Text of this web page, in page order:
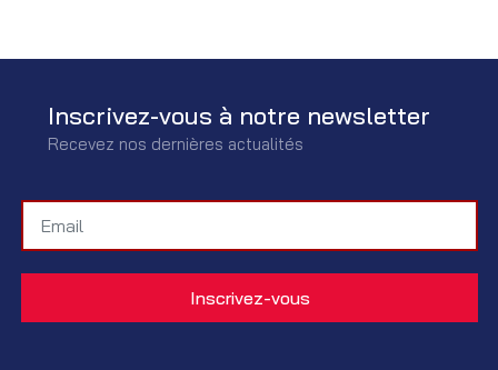
Inscrivez-vous à notre newsletter
Recevez nos dernières actualités